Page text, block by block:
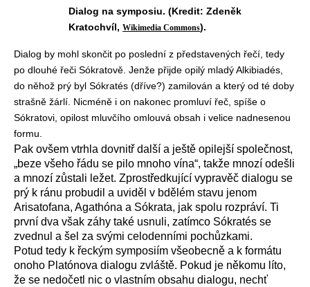
Dialog na symposiu. (Kredit: Zdeněk
Kratochvíl, Wikimedia Commons).
Dialog by mohl skončit po poslední z představených řečí, tedy
po dlouhé řeči Sókratově. Jenže přijde opilý mladý Alkibiadés,
do něhož prý byl Sókratés (dříve?) zamilován a který od té doby
strašně žárlí. Nicméně i on nakonec promluví řeč, spíše o
Sókratovi, opilost mluvčího omlouvá obsah i velice nadnesenou
formu.
Pak ovšem vtrhla dovnitř další a ještě opilejší společnost,
„beze všeho řádu se pilo mnoho vína“, takže mnozí odešli
a mnozí zůstali ležet. Zprostředkující vypravěč dialogu se
prý k ránu probudil a uviděl v bdělém stavu jenom
Arisatofana, Agathóna a Sókrata, jak spolu rozpráví. Ti
první dva však záhy také usnuli, zatímco Sókratés se
zvednul a šel za svými celodenními pochůzkami.
Potud tedy k řeckým symposiím všeobecně a k formátu
onoho Platónova dialogu zvláště. Pokud je někomu líto,
že se nedočetl nic o vlastním obsahu dialogu, nechť